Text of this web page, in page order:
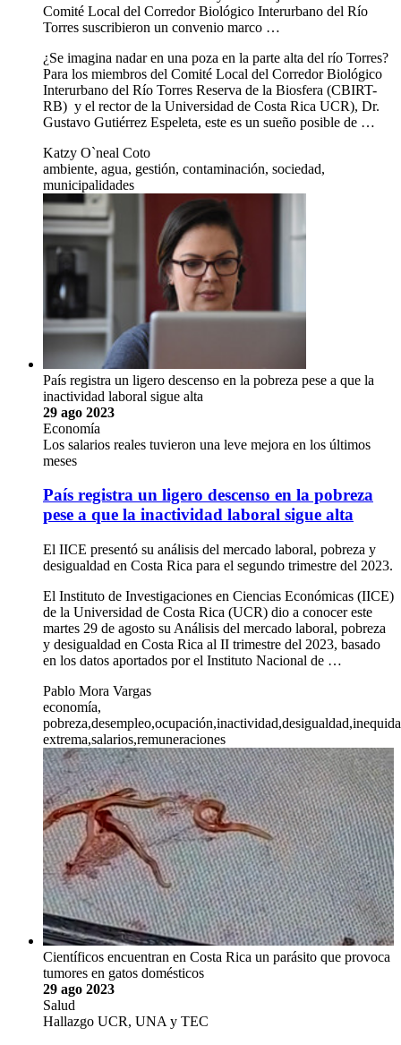
Comité Local del Corredor Biológico Interurbano del Río
Torres suscribieron un convenio marco …
¿Se imagina nadar en una poza en la parte alta del río Torres?
Para los miembros del Comité Local del Corredor Biológico
Interurbano del Río Torres Reserva de la Biosfera (CBIRT-
RB) y el rector de la Universidad de Costa Rica UCR), Dr.
Gustavo Gutiérrez Espeleta, este es un sueño posible de …
Katzy O`neal Coto
ambiente, agua, gestión, contaminación, sociedad,
municipalidades
País registra un ligero descenso en la pobreza pese a que la
inactividad laboral sigue alta
29 ago 2023
Economía
Los salarios reales tuvieron una leve mejora en los últimos
meses
País registra un ligero descenso en la pobreza
pese a que la inactividad laboral sigue alta
El IICE presentó su análisis del mercado laboral, pobreza y
desigualdad en Costa Rica para el segundo trimestre del 2023.
El Instituto de Investigaciones en Ciencias Económicas (IICE)
de la Universidad de Costa Rica (UCR) dio a conocer este
martes 29 de agosto su Análisis del mercado laboral, pobreza
y desigualdad en Costa Rica al II trimestre del 2023, basado
en los datos aportados por el Instituto Nacional de …
Pablo Mora Vargas
economía,
extrema,salarios,remuneraciones
Científicos encuentran en Costa Rica un parásito que provoca
tumores en gatos domésticos
29 ago 2023
Salud
Hallazgo UCR, UNA y TEC